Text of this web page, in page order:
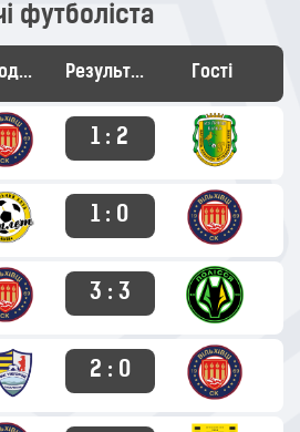
футболіста
Господарі Результат Гості
1 : 2
1 : 0
3 : 3
2 : 0